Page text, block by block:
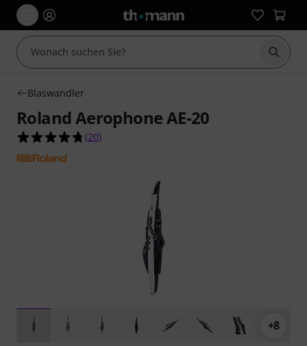
Suche
Blaswandler
Roland Aerophone AE-20
4.8 von 5 Sternen aus 20 Kundenbewertungen
(20)
+8